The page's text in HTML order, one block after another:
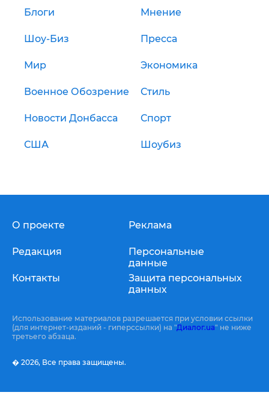
Блоги Мнение
Шоу-Биз Пресса
Мир Экономика
Военное Обозрение Стиль
Новости Донбасса Спорт
США Шоубиз
О проекте
Редакция
Контакты
Реклама
Персональные
данные
Защита персональных
данных
Использование материалов разрешается при условии ссылки
(для интернет-изданий - гиперссылки) на "Диалог.ua" не ниже
третьего абзаца.
� 2026, Все права защищены.